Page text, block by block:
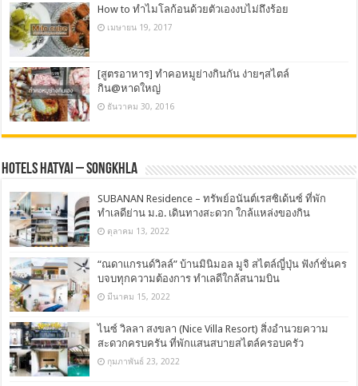
How to ทำไมโลก้อนด้วยตัวเองงบไม่ถึงร้อย
เมษายน 19, 2017
[สูตรอาหาร] ทำคอหมูย่างกินกัน ง่ายๆสไตล์
กิน@หาดใหญ่
ธันวาคม 30, 2016
Hotels Hatyai – Songkhla
SUBANAN Residence – ทรัพย์อนันต์เรสซิเด้นซ์ ที่พัก
ทำเลดีย่าน ม.อ. เดินทางสะดวก ใกล้แหล่งของกิน
ตุลาคม 13, 2022
“ณดาแกรนด์วิลล์” บ้านมินิมอล มูจิ สไตล์ญี่ปุ่น ฟังก์ชั่นคร
บจบทุกความต้องการ ทำเลดีใกล้สนามบิน
มีนาคม 15, 2022
ไนซ์ วิลลา สงขลา (Nice Villa Resort) สิ่งอำนวยความ
สะดวกครบครัน ที่พักแสนสบายสไตล์ครอบครัว
กุมภาพันธ์ 23, 2022